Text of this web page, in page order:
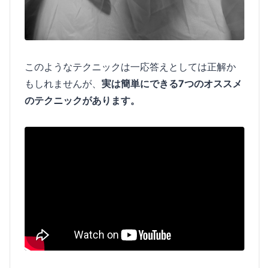
このようなテクニックは一応答えとしては正解か
もしれませんが、 実は簡単にできる7つのオススメ
のテクニックがあります。